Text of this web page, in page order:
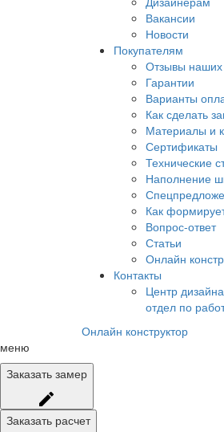
Вакансии
Новости
Покупателям
Отзывы наших
Гарантии
Варианты
Как сделать
Материалы и
Сертификаты
Технические
Наполнение
Как
Вопрос-ответ
Статьи
Онлайн
Контакты
Центр
отдел по
Онлайн конструктор
меню
Заказать замер
Заказать расчет